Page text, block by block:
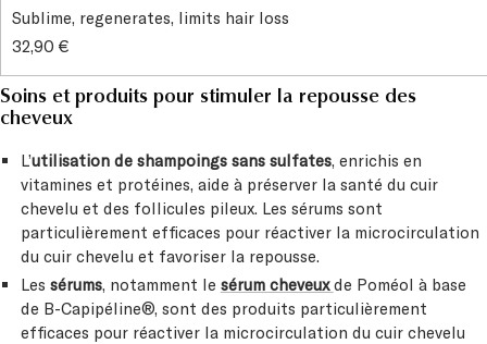
Sublime, regenerates, limits hair loss
32,90 €
Soins et produits pour stimuler la repousse des
cheveux
L’utilisation de shampoings sans sulfates, enrichis en
vitamines et protéines, aide à préserver la santé du cuir
chevelu et des follicules pileux. Les sérums sont
particulièrement efficaces pour réactiver la microcirculation
du cuir chevelu et favoriser la repousse.
Les sérums, notamment le sérum cheveuxde Poméol à base
de B-Capipéline®, sont des produits particulièrement
efficaces pour réactiver la microcirculation du cuir chevelu